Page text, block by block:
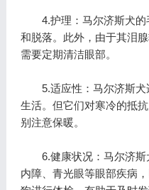
4.护理：马尔济斯犬的
和脱落。此外，由于其泪
需要定期清洁眼部。
5.适应性：马尔济斯犬
生活。但它们对寒冷的抵
别注意保暖。
6.健康状况：马尔济斯
内障、青光眼等眼部疾病